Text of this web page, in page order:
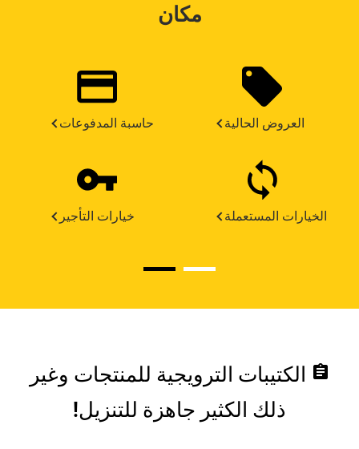
مكان
حاسبة المدفوعات العروض الحالية
خيارات التأجير الخيارات المستعملة
assignment الكتيبات الترويجية للمنتجات وغير
ذلك الكثير جاهزة للتنزيل!